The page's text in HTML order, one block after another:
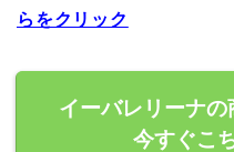
らをクリック
イーバレリーナ
今すぐこ